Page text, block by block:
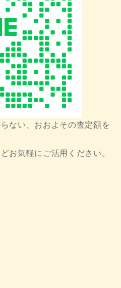
ない、おおよその査定額を
お気軽にご活用ください。